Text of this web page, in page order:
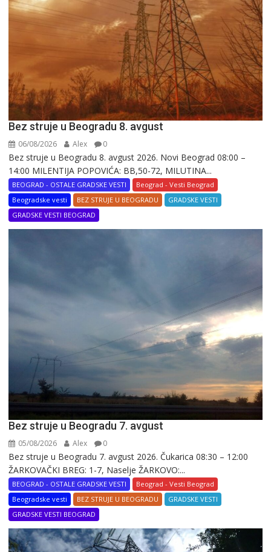
Bez struje u Beogradu 8. avgust
06/08/2026 Alex 0
Bez struje u Beogradu 8. avgust 2026. Novi Beograd 08:00 –
14:00 MILENTIJA POPOVIĆA: BB,50-72, MILUTINA...
BEOGRAD - OSTALE GRADSKE VESTI
Beograd - Vesti Beograd
Beogradske vesti
BEZ STRUJE U BEOGRADU
GRADSKE VESTI
GRADSKE VESTI BEOGRAD
Bez struje u Beogradu 7. avgust
05/08/2026 Alex 0
Bez struje u Beogradu 7. avgust 2026. Čukarica 08:30 – 12:00
ŽARKOVAČKI BREG: 1-7, Naselje ŽARKOVO:...
BEOGRAD - OSTALE GRADSKE VESTI
Beograd - Vesti Beograd
Beogradske vesti
BEZ STRUJE U BEOGRADU
GRADSKE VESTI
GRADSKE VESTI BEOGRAD